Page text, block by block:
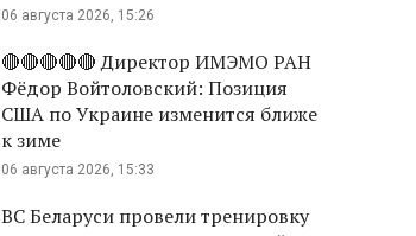
06 августа 2026, 15:26
🔴🔴🔴🔴🔴 Директор ИМЭМО РАН
Фёдор Войтоловский: Позиция
США по Украине изменится ближе
к зиме
06 августа 2026, 15:33
ВС Беларуси провели тренировку